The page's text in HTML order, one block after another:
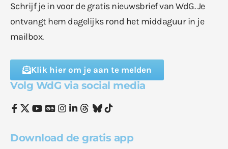
Schrijf je in voor de gratis nieuwsbrief van WdG. Je
ontvangt hem dagelijks rond het middaguur in je
mailbox.
Klik hier om je aan te melden
Volg WdG via social media
Download de gratis app